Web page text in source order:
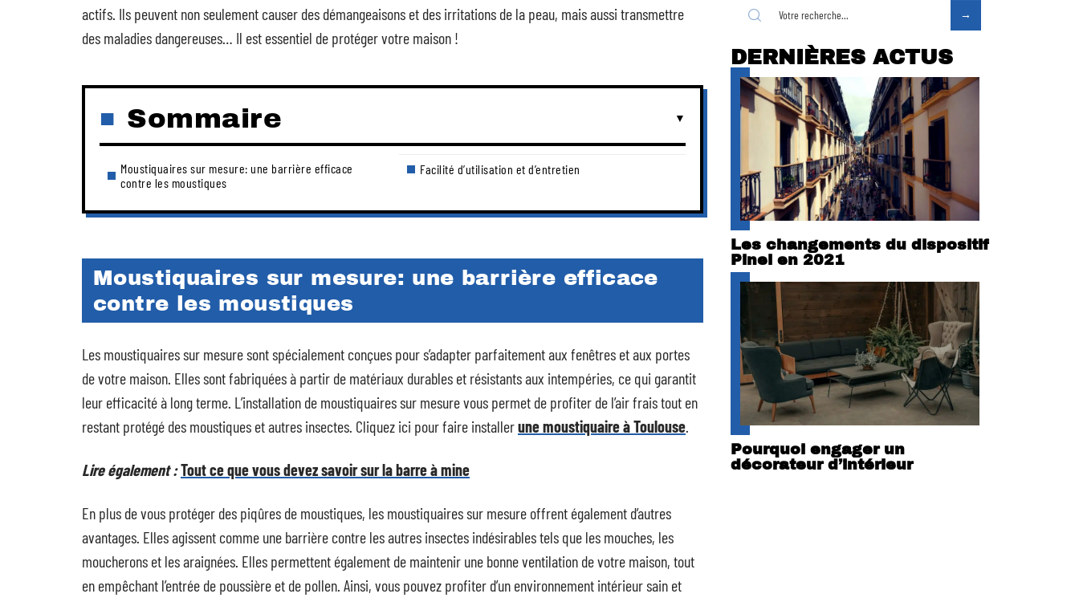
actifs. Ils peuvent non seulement causer des démangeaisons et des irritations de la peau, mais aussi transmettre
des maladies dangereuses… Il est essentiel de protéger votre maison !
Sommaire
Moustiquaires sur mesure: une barrière efficace
contre les moustiques
Facilité d’utilisation et d’entretien
Moustiquaires sur mesure: une barrière efficace
contre les moustiques
Les moustiquaires sur mesure sont spécialement conçues pour s’adapter parfaitement aux fenêtres et aux portes
de votre maison. Elles sont fabriquées à partir de matériaux durables et résistants aux intempéries, ce qui garantit
leur efficacité à long terme. L’installation de moustiquaires sur mesure vous permet de profiter de l’air frais tout en
restant protégé des moustiques et autres insectes. Cliquez ici pour faire installerune moustiquaire à Toulouse.
Lire également :Tout ce que vous devez savoir sur la barre à mine
En plus de vous protéger des piqûres de moustiques, les moustiquaires sur mesure offrent également d’autres
avantages. Elles agissent comme une barrière contre les autres insectes indésirables tels que les mouches, les
moucherons et les araignées. Elles permettent également de maintenir une bonne ventilation de votre maison, tout
en empêchant l’entrée de poussière et de pollen. Ainsi, vous pouvez profiter d’un environnement intérieur sain et
DERNIÈRES ACTUS
Les changements du dispositif
Pinel en 2021
Pourquoi engager un
décorateur d’intérieur